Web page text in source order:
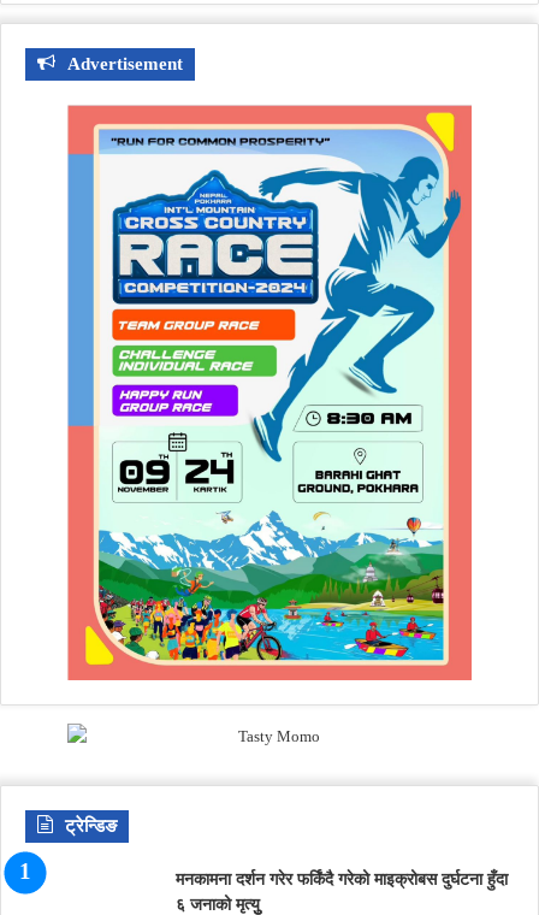
Advertisement
ट्रेन्डिङ
मनकामना दर्शन गरेर फर्किंदै गरेको माइक्रोबस दुर्घटना हुँदा
६ जनाको मृत्युु